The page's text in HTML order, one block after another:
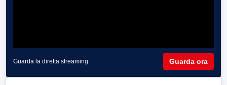
Guarda la diretta streaming Guarda ora